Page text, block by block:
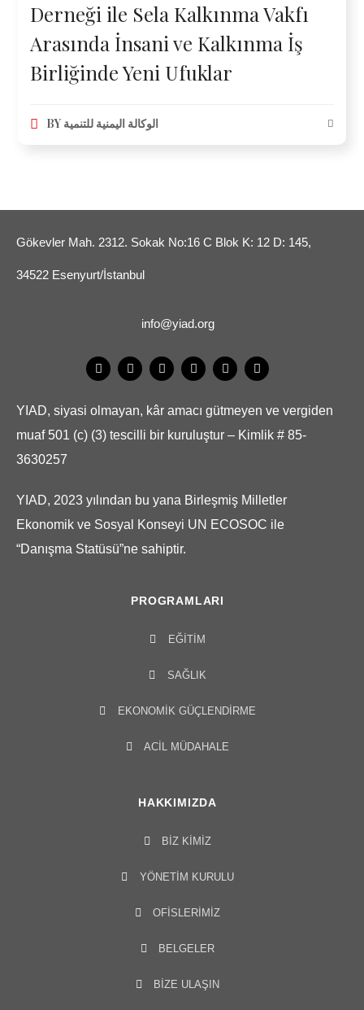
Derneği ile Sela Kalkınma Vakfı
Arasında İnsani ve Kalkınma İş
Birliğinde Yeni Ufuklar
BY الوكالة اليمنية للتنمية
Gökevler Mah. 2312. Sokak No:16 C Blok K: 12 D: 145,
34522 Esenyurt/İstanbul
info@yiad.org
YIAD, siyasi olmayan, kâr amacı gütmeyen ve vergiden
muaf 501 (c) (3) tescilli bir kuruluştur – Kimlik # 85-
3630257
YIAD, 2023 yılından bu yana Birleşmiş Milletler
Ekonomik ve Sosyal Konseyi UN ECOSOC ile
“Danışma Statüsü”ne sahiptir.
PROGRAMLARI
EĞITIM
SAĞLIK
EKONOMIK GÜÇLENDIRME
ACIL MÜDAHALE
HAKKIMIZDA
BIZ KIMIZ
YÖNETIM KURULU​
OFISLERIMIZ
BELGELER
BİZE ULAŞIN